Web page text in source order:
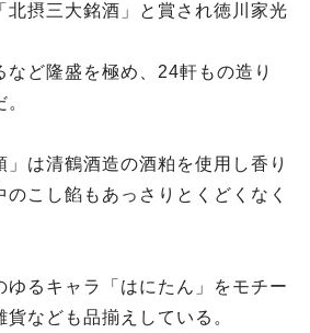
北摂三大銘酒」と賞され徳川家光
など隆盛を極め、24軒もの造り
は清鶴酒造の酒粕を使用し香り
こし餡もあっさりとくどくなく
ゆるキャラ「はにたん」をモチー
なども品揃えしている。